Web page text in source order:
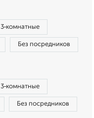
3‑комнатные
Без посредников
3‑комнатные
Без посредников